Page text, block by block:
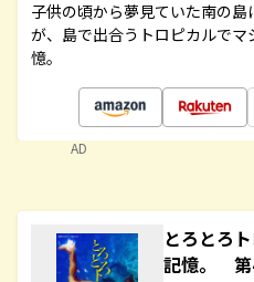
子供の頃から夢見ていた南の
が、島で出合うトロピカルで
憶。
AD
とろとろ
記憶。 第